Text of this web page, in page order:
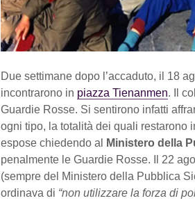
Due settimane dopo l’accaduto, il 18
incontrarono in piazza Tienanmen. Il
Guardie Rosse. Si sentirono infatti
ogni tipo, la totalità dei quali restarono
espose chiedendo al
Ministero della
penalmente le Guardie Rosse. Il 22
(sempre del Ministero della Pubblica
ordinava di “non utilizzare la forza di